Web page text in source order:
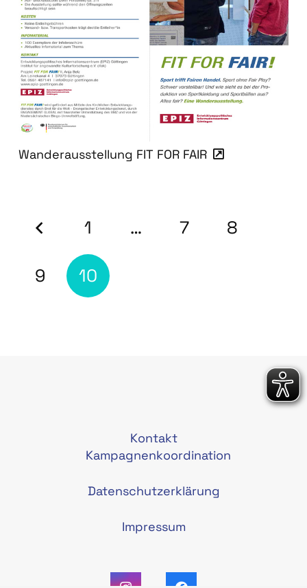
Wanderausstellung FIT FOR FAIR
1 … 7 8
9 10
Kontakt
Kampagnenkoordination
Datenschutzerklärung
Impressum